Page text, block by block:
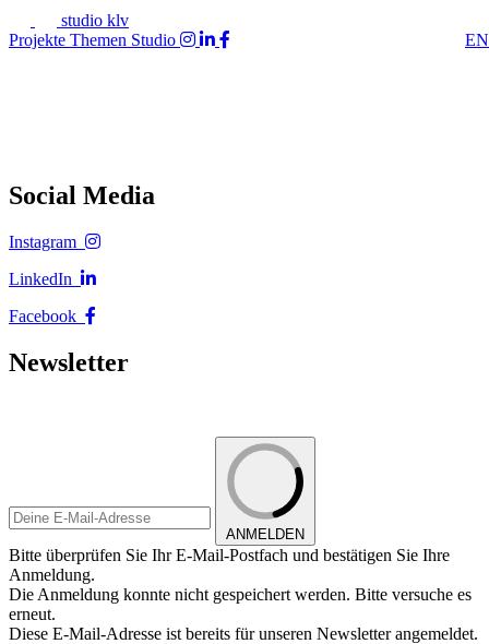
studio klv
Projekte Themen Studio EN
Social Media
Instagram
LinkedIn
Facebook
Newsletter
ANMELDEN
Bitte überprüfen Sie Ihr E-Mail-Postfach und bestätigen Sie Ihre
Anmeldung.
Die Anmeldung konnte nicht gespeichert werden. Bitte versuche es
erneut.
Diese E-Mail-Adresse ist bereits für unseren Newsletter angemeldet.